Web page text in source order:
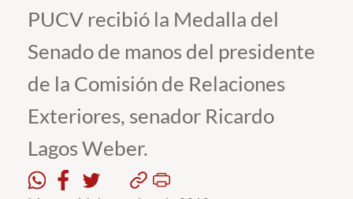
Postgrado
Formación Continua
Académicos
Funcionarios
Alumni
PUCV recibió la Medalla del
Senado de manos del presidente
de la Comisión de Relaciones
Exteriores, senador Ricardo
Lagos Weber.